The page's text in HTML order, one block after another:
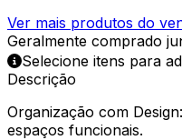
Ver mais produtos do
Geralmente comprado
Selecione itens para
Descrição
Organização com
espaços funcionais.